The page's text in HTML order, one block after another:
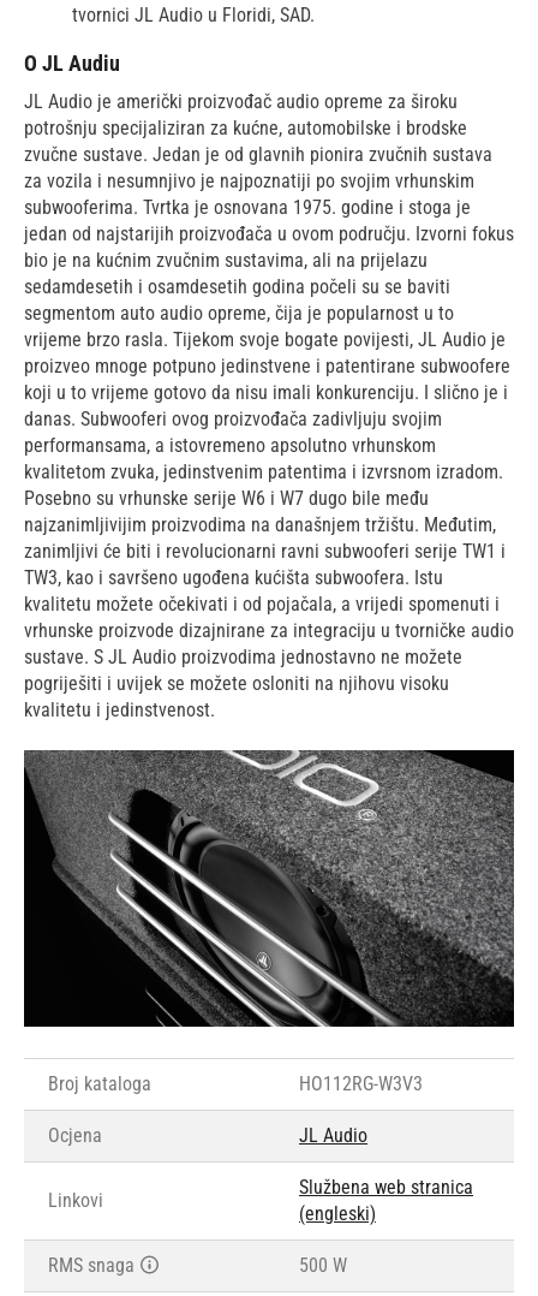
tvornici JL Audio u Floridi, SAD.
O JL Audiu
JL Audio je američki proizvođač audio opreme za široku
potrošnju specijaliziran za kućne, automobilske i brodske
zvučne sustave. Jedan je od glavnih pionira zvučnih sustava
za vozila i nesumnjivo je najpoznatiji po svojim vrhunskim
subwooferima. Tvrtka je osnovana 1975. godine i stoga je
jedan od najstarijih proizvođača u ovom području. Izvorni fokus
bio je na kućnim zvučnim sustavima, ali na prijelazu
sedamdesetih i osamdesetih godina počeli su se baviti
segmentom auto audio opreme, čija je popularnost u to
vrijeme brzo rasla. Tijekom svoje bogate povijesti, JL Audio je
proizveo mnoge potpuno jedinstvene i patentirane subwoofere
koji u to vrijeme gotovo da nisu imali konkurenciju. I slično je i
danas. Subwooferi ovog proizvođača zadivljuju svojim
performansama, a istovremeno apsolutno vrhunskom
kvalitetom zvuka, jedinstvenim patentima i izvrsnom izradom.
Posebno su vrhunske serije W6 i W7 dugo bile među
najzanimljivijim proizvodima na današnjem tržištu. Međutim,
zanimljivi će biti i revolucionarni ravni subwooferi serije TW1 i
TW3, kao i savršeno ugođena kućišta subwoofera. Istu
kvalitetu možete očekivati i od pojačala, a vrijedi spomenuti i
vrhunske proizvode dizajnirane za integraciju u tvorničke audio
sustave. S JL Audio proizvodima jednostavno ne možete
pogriješiti i uvijek se možete osloniti na njihovu visoku
kvalitetu i jedinstvenost.
Broj kataloga HO112RG-W3V3
Ocjena JL Audio
Linkovi
Službena web stranica
(engleski)
RMS snaga 500 W